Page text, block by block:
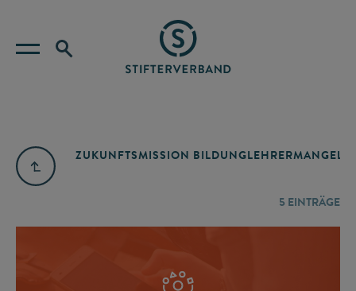
ZUKUNFTSMISSION BILDUNGLEHRERMANGEL
5 EINTRÄGE